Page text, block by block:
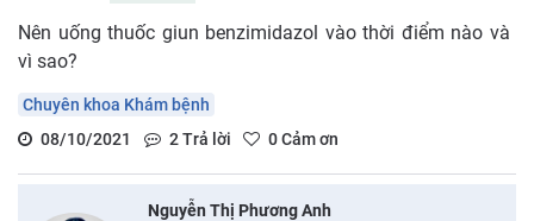
Nên uống thuốc giun benzimidazol vào thời điểm nào và
vì sao?
Chuyên khoa Khám bệnh
08/10/2021
2Trả lời 0Cảm ơn
Nguyễn Thị Phương Anh